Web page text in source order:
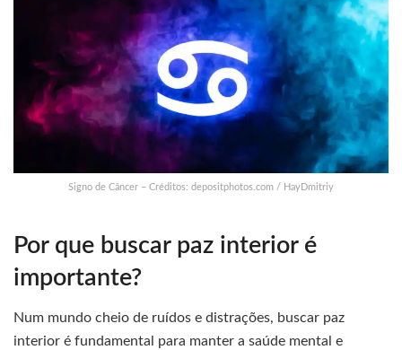
Signo de Câncer – Créditos: depositphotos.com / HayDmitriy
Por que buscar paz interior é
importante?
Num mundo cheio de ruídos e distrações, buscar paz
interior é fundamental para manter a saúde mental e